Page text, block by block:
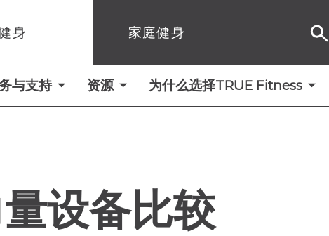
身 家庭健身
与支持 资源 为什么选择TRUE Fitness
搜
设备比较